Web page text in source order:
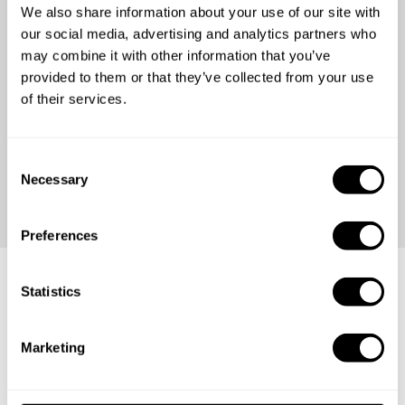
We also share information about your use of our site with
our social media, advertising and analytics partners who
may combine it with other information that you’ve
provided to them or that they’ve collected from your use
of their services.
Necessary
Preferences
Statistics
Marketing
aan
Bekijk onze recensies en sluit u aan bij ruim
Oproep aan de beste chef-